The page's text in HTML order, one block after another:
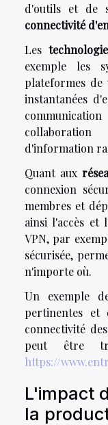
d'outils et de
connectivité
Les
exemple les
plateformes de
instantanées
d'information
Quant aux
connexion
membres et
ainsi l'accès et
VPN, par
sécurisée,
n'importe où.
Un exemple
pertinentes et
connectivité
peut être
https://
L'impact
la